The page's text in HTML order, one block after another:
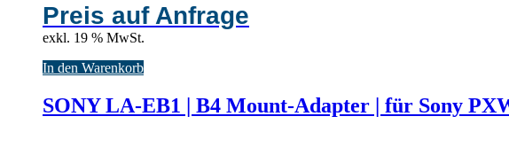
Preis auf Anfrage
exkl. 19 % MwSt.
In den Warenkorb
SONY LA-EB1 | B4 Mount-Adapter | für Sony